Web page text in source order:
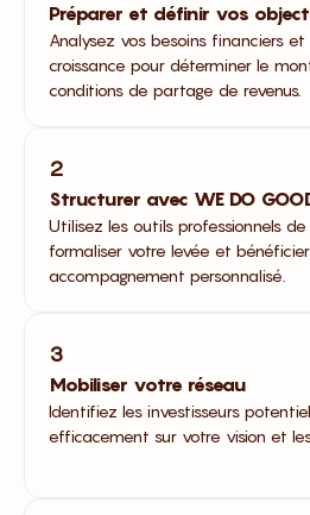
Préparer et définir vos
Analysez vos besoins financiers
croissance pour déterminer le
conditions de partage de revenus.
2
Structurer avec WE DO
Utilisez les outils professionnels
formaliser votre levée et bénéficier
accompagnement personnalisé.
3
Mobiliser votre réseau
Identifiez les investisseurs
efficacement sur votre vision et